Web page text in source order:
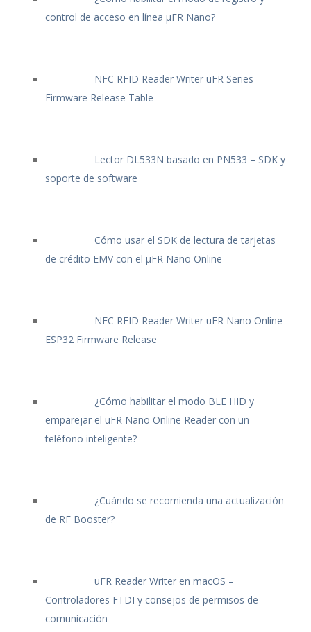
control de acceso en línea μFR Nano?
NFC RFID Reader Writer uFR Series
Firmware Release Table
Lector DL533N basado en PN533 – SDK y
soporte de software
Cómo usar el SDK de lectura de tarjetas
de crédito EMV con el μFR Nano Online
NFC RFID Reader Writer uFR Nano Online
ESP32 Firmware Release
¿Cómo habilitar el modo BLE HID y
emparejar el uFR Nano Online Reader con un
teléfono inteligente?
¿Cuándo se recomienda una actualización
de RF Booster?
uFR Reader Writer en macOS –
Controladores FTDI y consejos de permisos de
comunicación